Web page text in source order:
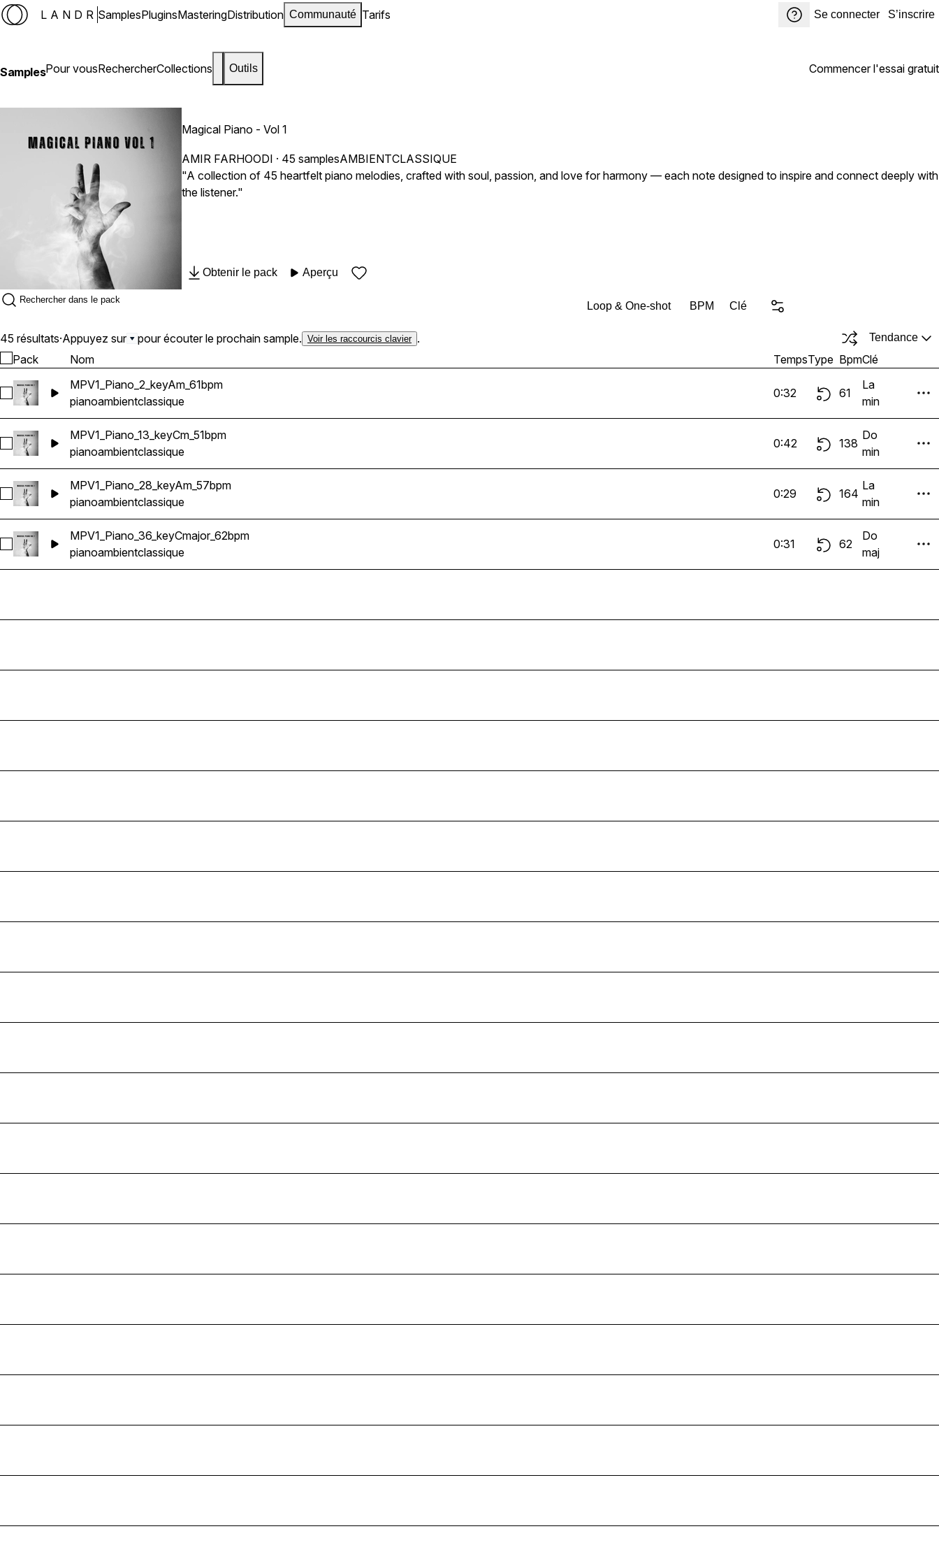
LANDR SamplesPluginsMasteringDistribution Communauté Tarifs Se connecter S’inscrire
SamplesPour vousRechercherCollections Outils Commencer l'essai gratuit
Magical Piano - Vol 1
AMIR FARHOODI · 45 samplesAMBIENTCLASSIQUE
"A collection of 45 heartfelt piano melodies, crafted with soul, passion, and love for harmony — each note designed to inspire and connect deeply with
the listener."
Obtenir le pack Aperçu
Loop & One-shot BPM Clé
45 résultats·Appuyez sur pour écouter le prochain sample. Voir les raccourcis clavier . Tendance
Pack Nom TempsType BpmClé
Sélectionnez MPV1_Piano_2_keyAm_61bpm
MPV1_Piano_2_keyAm_61bpm
pianoambientclassique
0:32 61
La
min
Sélectionnez MPV1_Piano_13_keyCm_51bpm
MPV1_Piano_13_keyCm_51bpm
pianoambientclassique
0:42 138
Do
min
Sélectionnez MPV1_Piano_28_keyAm_57bpm
MPV1_Piano_28_keyAm_57bpm
pianoambientclassique
0:29 164
La
min
Sélectionnez MPV1_Piano_36_keyCmajor_62bpm
MPV1_Piano_36_keyCmajor_62bpm
pianoambientclassique
0:31 62
Do
maj